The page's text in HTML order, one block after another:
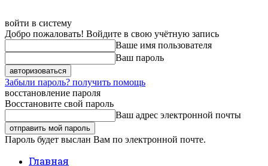
войти в систему
Добро пожаловать! Войдите в свою учётную запись
Ваше имя пользователя
Ваш пароль
Забыли пароль? получить помощь
восстановление пароля
Восстановите свой пароль
Ваш адрес электронной почты
Пароль будет выслан Вам по электронной почте.
Главная